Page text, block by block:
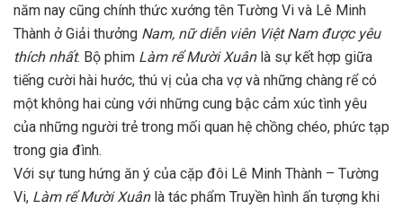
năm nay cũng chính thức xướng tên Tường Vi và Lê Minh
Thành ở Giải thưởng Nam, nữ diễn viên Việt Nam được yêu
thích nhất. Bộ phim Làm rể Mười Xuân là sự kết hợp giữa
tiếng cười hài hước, thú vị của cha vợ và những chàng rể có
một không hai cùng với những cung bậc cảm xúc tình yêu
của những người trẻ trong mối quan hệ chồng chéo, phức tạp
trong gia đình.
Với sự tung hứng ăn ý của cặp đôi Lê Minh Thành – Tường
Vi, Làm rể Mười Xuânlà tác phẩm Truyền hình ấn tượng khi